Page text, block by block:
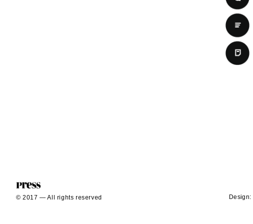
Design:
© 2017 — All rights reserved